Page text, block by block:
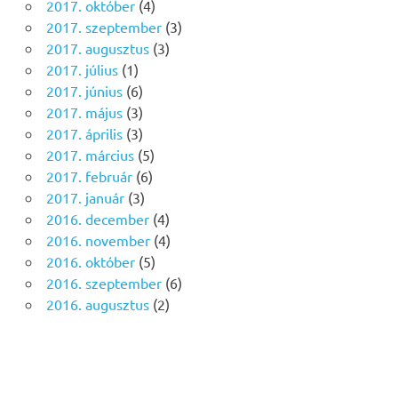
2017. október(4)
2017. szeptember(3)
2017. augusztus(3)
2017. július(1)
2017. június(6)
2017. május(3)
2017. április(3)
2017. március(5)
2017. február(6)
2017. január(3)
2016. december(4)
2016. november(4)
2016. október(5)
2016. szeptember(6)
2016. augusztus(2)